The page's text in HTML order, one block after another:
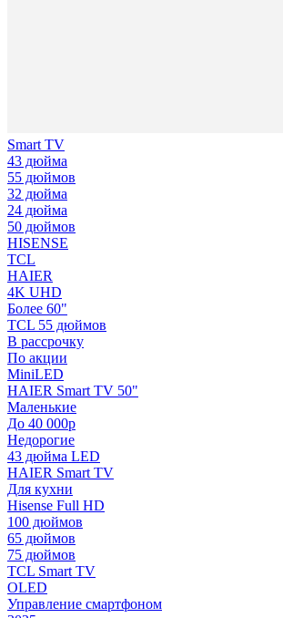
Smart TV
43 дюйма
55 дюймов
32 дюйма
24 дюйма
50 дюймов
HISENSE
TCL
HAIER
4K UHD
Более 60"
TCL 55 дюймов
В рассрочку
По акции
MiniLED
HAIER Smart TV 50"
Маленькие
До 40 000р
Недорогие
43 дюйма LED
HAIER Smart TV
Для кухни
Hisense Full HD
100 дюймов
65 дюймов
75 дюймов
TCL Smart TV
OLED
Управление смартфоном